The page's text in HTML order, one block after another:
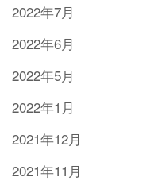
2022年7月
2022年6月
2022年5月
2022年1月
2021年12月
2021年11月